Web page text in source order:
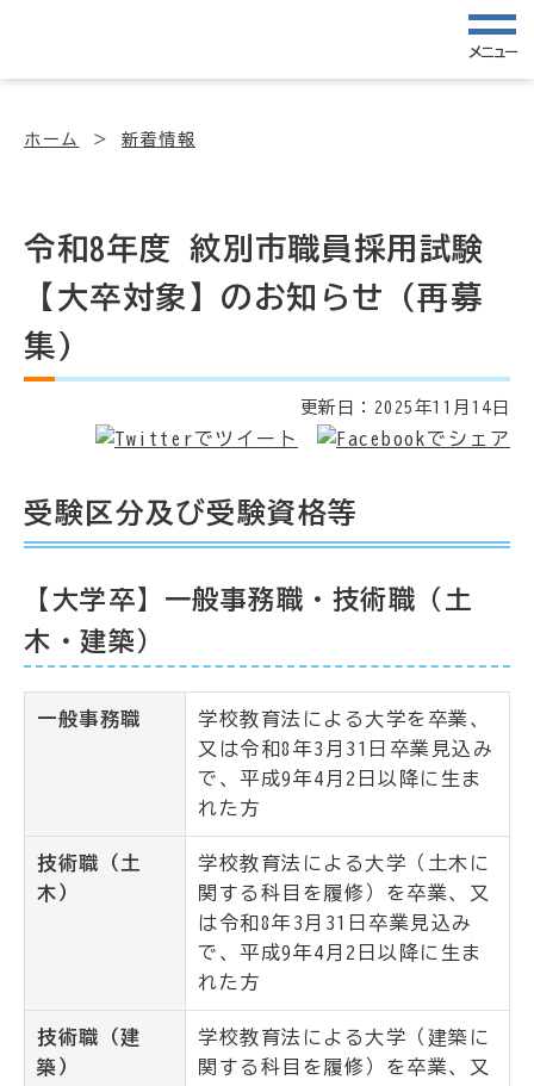
メニュー
ホーム 新着情報
令和8年度 紋別市職員採用試験
【大卒対象】のお知らせ（再募
集）
更新日： 2025年11月14日
受験区分及び受験資格等
【大学卒】一般事務職・技術職（土
木・建築）
一般事務職
学校教育法による大学を卒業、
又は令和8年3月31日卒業見込み
で、平成9年4月2日以降に生ま
れた方
技術職（土
木）
学校教育法による大学（土木に
関する科目を履修）を卒業、又
は令和8年3月31日卒業見込み
で、平成9年4月2日以降に生ま
れた方
技術職（建
築）
学校教育法による大学（建築に
関する科目を履修）を卒業、又